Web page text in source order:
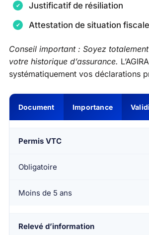
Justificatif de résiliation
Attestation de situation fiscale
Conseil important : Soyez
votre historique d’assurance.
systématiquement vos déclarations
Document Importance
Permis VTC
Obligatoire
Moins de 5 ans
Relevé d’information